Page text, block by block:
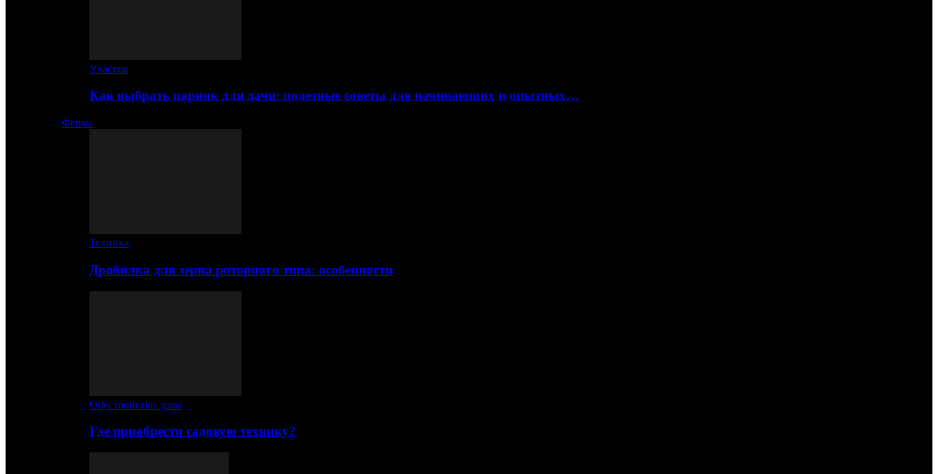
Участок
Как выбрать парник для дачи: полезные советы для начинающих и опытных…
Ферма
Техника
Дробилка для зерна роторного типа: особенности
Обустройство дома
Где приобрести садовую технику?